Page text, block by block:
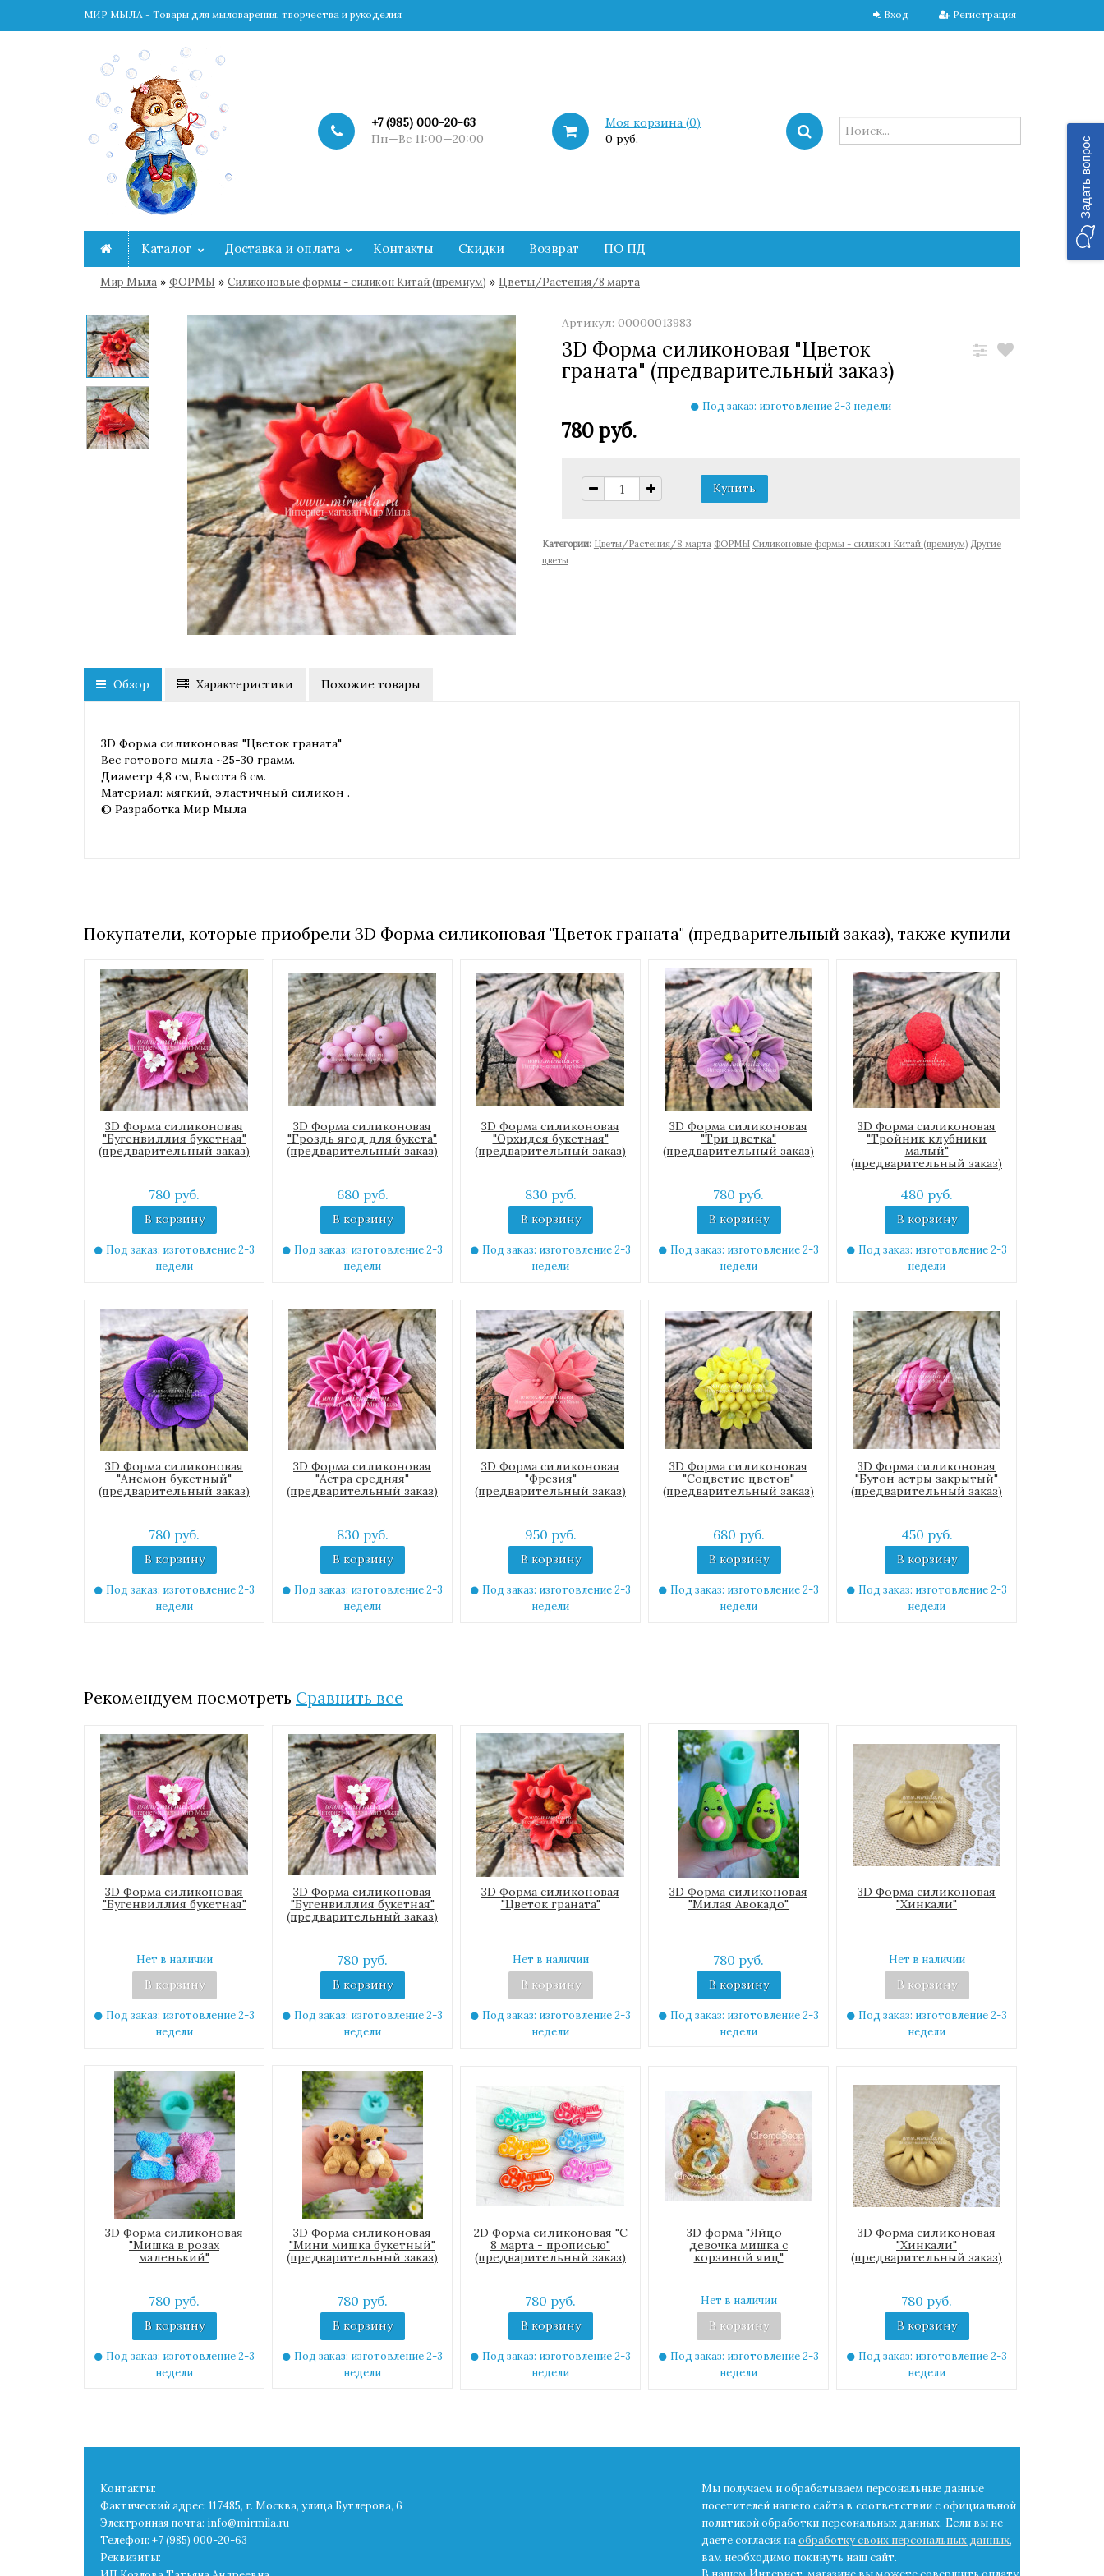
МИР МЫЛА - Товары для мыловарения, творчества и рукоделия Вход Регистрация
+7 (985) 000-20-63
Пн—Вс 11:00—20:00
Моя корзина (0)
0 руб.
Каталог Доставка и оплата Контакты Скидки Возврат ПО ПД
Мир Мыла » ФОРМЫ » Cиликоновые формы - силикон Китай (премиум) » Цветы/Растения/8 марта
Артикул: 00000013983
3D Форма силиконовая "Цветок
граната" (предварительный заказ)
Под заказ: изготовление 2-3 недели
780 руб.
Категории: Цветы/Растения/8 марта ФОРМЫ Cиликоновые формы - силикон Китай (премиум) Другие
цветы
Обзор Характеристики Похожие товары
3D Форма силиконовая "Цветок граната"
Вес готового мыла ~25-30 грамм.
Диаметр 4,8 см, Высота 6 см.
Материал: мягкий, эластичный силикон .
© Разработка Мир Мыла
Покупатели, которые приобрели 3D Форма силиконовая "Цветок граната" (предварительный заказ), также купили
3D Форма силиконовая
"Бугенвиллия букетная"
(предварительный заказ)
780 руб.
В корзину
Под заказ: изготовление 2-3
недели
3D Форма силиконовая
"Гроздь ягод для букета"
(предварительный заказ)
680 руб.
В корзину
Под заказ: изготовление 2-3
недели
3D Форма силиконовая
"Орхидея букетная"
(предварительный заказ)
830 руб.
В корзину
Под заказ: изготовление 2-3
недели
3D Форма силиконовая
"Три цветка"
(предварительный заказ)
780 руб.
В корзину
Под заказ: изготовление 2-3
недели
3D Форма силиконовая
"Тройник клубники
малый"
(предварительный заказ)
480 руб.
В корзину
Под заказ: изготовление 2-3
недели
3D Форма силиконовая
"Анемон букетный"
(предварительный заказ)
780 руб.
В корзину
Под заказ: изготовление 2-3
недели
3D Форма силиконовая
"Астра средняя"
(предварительный заказ)
830 руб.
В корзину
Под заказ: изготовление 2-3
недели
3D Форма силиконовая
"Фрезия"
(предварительный заказ)
950 руб.
В корзину
Под заказ: изготовление 2-3
недели
3D Форма силиконовая
"Соцветие цветов"
(предварительный заказ)
680 руб.
В корзину
Под заказ: изготовление 2-3
недели
3D Форма силиконовая
"Бутон астры закрытый"
(предварительный заказ)
450 руб.
В корзину
Под заказ: изготовление 2-3
недели
Рекомендуем посмотреть Сравнить все
3D Форма силиконовая
"Бугенвиллия букетная"
Нет в наличии
В корзину
Под заказ: изготовление 2-3
недели
3D Форма силиконовая
"Бугенвиллия букетная"
(предварительный заказ)
780 руб.
В корзину
Под заказ: изготовление 2-3
недели
3D Форма силиконовая
"Цветок граната"
Нет в наличии
В корзину
Под заказ: изготовление 2-3
недели
3D Форма силиконовая
"Милая Авокадо"
780 руб.
В корзину
Под заказ: изготовление 2-3
недели
3D Форма силиконовая
"Хинкали"
Нет в наличии
В корзину
Под заказ: изготовление 2-3
недели
3D Форма силиконовая
"Мишка в розах
маленький"
780 руб.
В корзину
Под заказ: изготовление 2-3
недели
3D Форма силиконовая
"Мини мишка букетный"
(предварительный заказ)
780 руб.
В корзину
Под заказ: изготовление 2-3
недели
2D Форма силиконовая "С
8 марта - прописью"
(предварительный заказ)
780 руб.
В корзину
Под заказ: изготовление 2-3
недели
3D форма "Яйцо -
девочка мишка с
корзиной яиц"
Нет в наличии
В корзину
Под заказ: изготовление 2-3
недели
3D Форма силиконовая
"Хинкали"
(предварительный заказ)
780 руб.
В корзину
Под заказ: изготовление 2-3
недели
Контакты:
Фактический адрес: 117485, г. Москва, улица Бутлерова, 6
Электронная почта: info@mirmila.ru
Телефон: +7 (985) 000-20-63
Реквизиты:
Мы получаем и обрабатываем персональные данные
посетителей нашего сайта в соответствии с официальной
политикой обработки персональных данных. Если вы не
даете согласия наобработку своих персональных данных,
вам необходимо покинуть наш сайт.
Задать вопрос